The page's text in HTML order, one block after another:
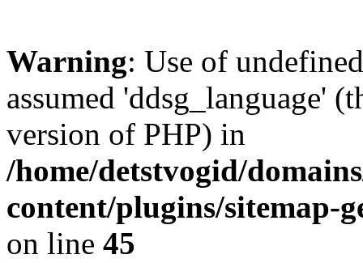
Warning: Use of
assumed 'ddsg_language'
version of PHP) in
/home/detstvogid/
content/plugins/sitemap-
on line 45